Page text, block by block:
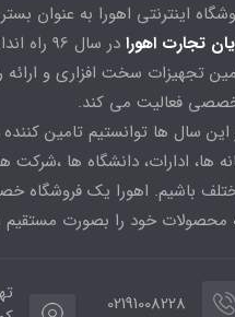
اینترنتی اهورا به عنوان
تجارت اهورا
در سال
تجهیزات سخت افزاری و
فعالیت می کند.
این سال ها توانستیم تامین
ها، ادارات، دانشگاه ها
باشیم. اهورا یک فروشگاه
محصولات خود را بصورت مستقیم
02191008228